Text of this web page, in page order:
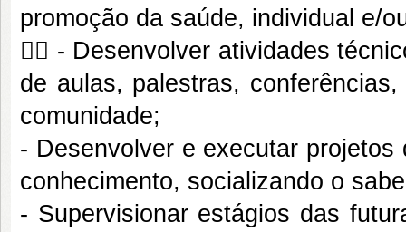
promoção da saúde, individual e/
 - Desenvolver atividades
de aulas, palestras,
comunidade;
- Desenvolver e executar
conhecimento, socializando o
- Supervisionar estágios das